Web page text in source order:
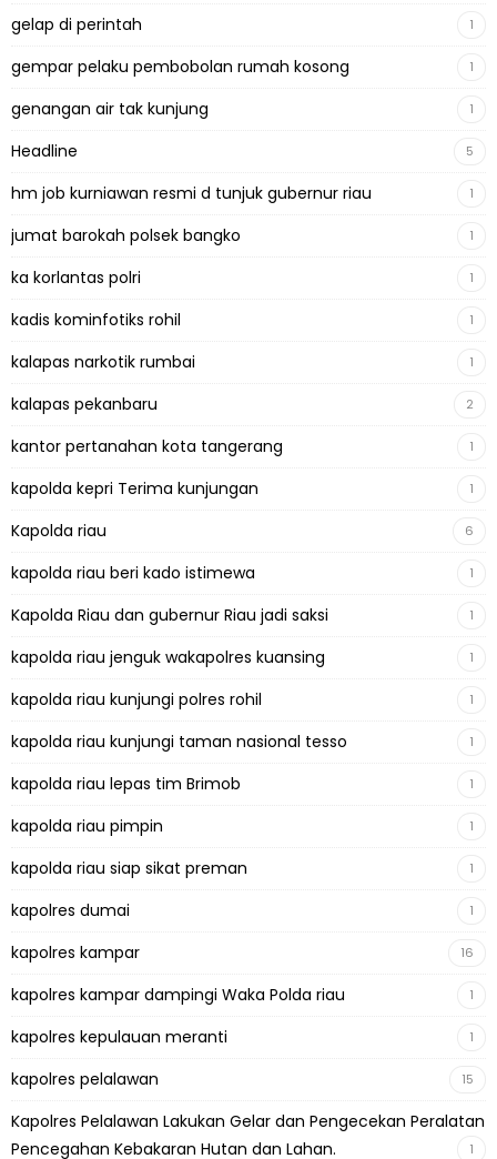
gelap di perintah 1
gempar pelaku pembobolan rumah kosong 1
genangan air tak kunjung 1
Headline 5
hm job kurniawan resmi d tunjuk gubernur riau 1
jumat barokah polsek bangko 1
ka korlantas polri 1
kadis kominfotiks rohil 1
kalapas narkotik rumbai 1
kalapas pekanbaru 2
kantor pertanahan kota tangerang 1
kapolda kepri Terima kunjungan 1
Kapolda riau 6
kapolda riau beri kado istimewa 1
Kapolda Riau dan gubernur Riau jadi saksi 1
kapolda riau jenguk wakapolres kuansing 1
kapolda riau kunjungi polres rohil 1
kapolda riau kunjungi taman nasional tesso 1
kapolda riau lepas tim Brimob 1
kapolda riau pimpin 1
kapolda riau siap sikat preman 1
kapolres dumai 1
kapolres kampar 16
kapolres kampar dampingi Waka Polda riau 1
kapolres kepulauan meranti 1
kapolres pelalawan 15
Kapolres Pelalawan Lakukan Gelar dan Pengecekan Peralatan
Pencegahan Kebakaran Hutan dan Lahan.
1